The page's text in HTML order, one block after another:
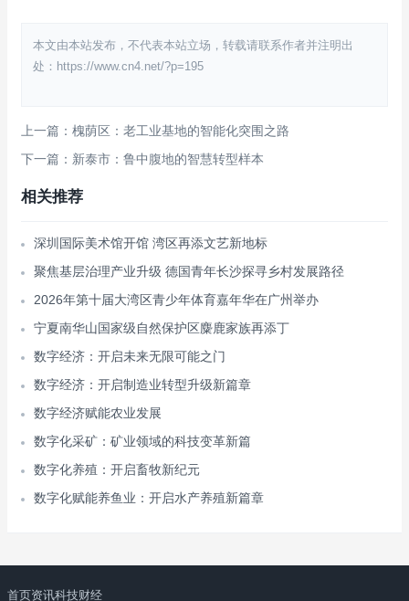
本文由本站发布，不代表本站立场，转载请联系作者并注明出
处：https://www.cn4.net/?p=195
上一篇：槐荫区：老工业基地的智能化突围之路
下一篇：新泰市：鲁中腹地的智慧转型样本
相关推荐
深圳国际美术馆开馆 湾区再添文艺新地标
聚焦基层治理产业升级 德国青年长沙探寻乡村发展路径
2026年第十届大湾区青少年体育嘉年华在广州举办
宁夏南华山国家级自然保护区麋鹿家族再添丁
数字经济：开启未来无限可能之门
数字经济：开启制造业转型升级新篇章
数字经济赋能农业发展
数字化采矿：矿业领域的科技变革新篇
数字化养殖：开启畜牧新纪元
数字化赋能养鱼业：开启水产养殖新篇章
首页资讯科技财经